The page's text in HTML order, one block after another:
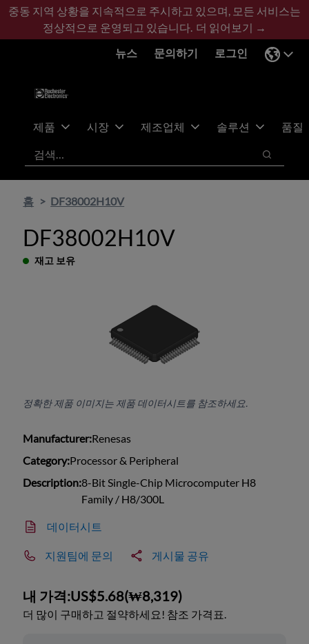
기
콘
바
글
중동 지역 상황을 지속적으로 주시하고 있으며, 모든 서비스는
정상적으로 운영되고 있습니다. 더 읽어보기 →
뉴스
문의하기 로그인
제품 시장 제조업체 솔루션
품질
검색
검색
홈 DF38002H10V
DF38002H10V
재고 보유
정확한 제품 이미지는 제품 데이터시트를 참조하세요.
Manufacturer:Renesas
Category:Processor & Peripheral
Description:8-Bit Single-Chip Microcomputer H8
Family / H8/300L
데이터시트
지원팀에 문의 게시물 공유
내 가격:US$5.68(₩8,319)
더 많이 구매하고 절약하세요! 참조 가격표.